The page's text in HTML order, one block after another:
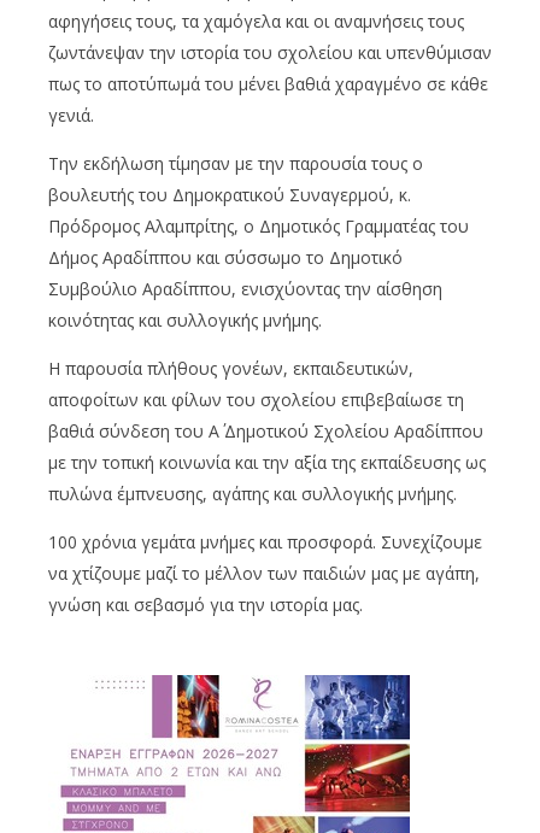
αφηγήσεις τους, τα χαμόγελα και οι αναμνήσεις τους
ζωντάνεψαν την ιστορία του σχολείου και υπενθύμισαν
πως το αποτύπωμά του μένει βαθιά χαραγμένο σε κάθε
γενιά.
Την εκδήλωση τίμησαν με την παρουσία τους ο
βουλευτής του Δημοκρατικού Συναγερμού, κ.
Πρόδρομος Αλαμπρίτης, ο Δημοτικός Γραμματέας του
Δήμος Αραδίππου και σύσσωμο το Δημοτικό
Συμβούλιο Αραδίππου, ενισχύοντας την αίσθηση
κοινότητας και συλλογικής μνήμης.
Η παρουσία πλήθους γονέων, εκπαιδευτικών,
αποφοίτων και φίλων του σχολείου επιβεβαίωσε τη
βαθιά σύνδεση του Α΄ Δημοτικού Σχολείου Αραδίππου
με την τοπική κοινωνία και την αξία της εκπαίδευσης ως
πυλώνα έμπνευσης, αγάπης και συλλογικής μνήμης.
100 χρόνια γεμάτα μνήμες και προσφορά. Συνεχίζουμε
να χτίζουμε μαζίτο μέλλον των παιδιών μας με αγάπη,
γνώση και σεβασμό για την ιστορία μας.